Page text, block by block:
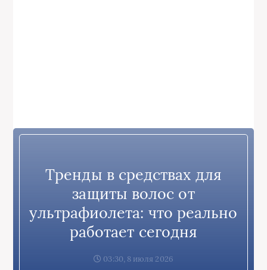
Тренды в средствах для
защиты волос от
ультрафиолета: что реально
работает сегодня
03:30, 8 июля 2026